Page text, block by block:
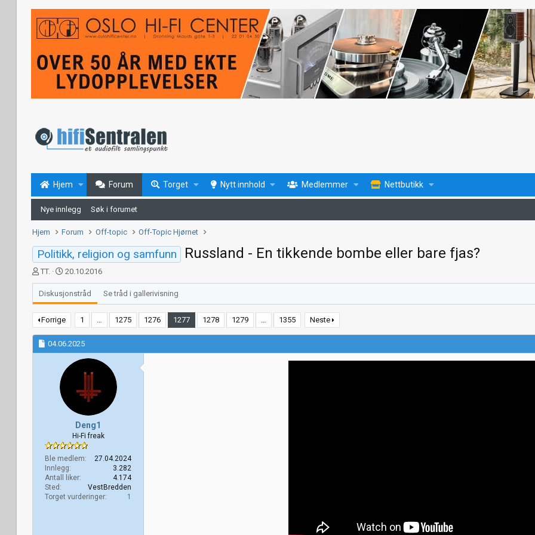
Hjem Forum Torget Nytt innhold Medlemmer Nettbutikk
Nye innlegg Søk i forumet
Hjem Forum Off-topic Off-Topic Hjørnet
Politikk, religion og samfunn Russland - En tikkende bombe eller bare fjas?
T
r
å
d
s
t
a
r
TT.
S
t
a
r
t
d
a
t
20.10.2016
Diskusjonstråd Se tråd i gallerivisning
Forrige 1 … 1275 1276 1277 1278 1279 … 1355 Neste
04.06.2025
Deng1
Hi-Fi freak
Ble medlem
27.04.2024
Innlegg
3.282
Antall liker
4.174
Sted
VestBredden
Torget vurderinger
1